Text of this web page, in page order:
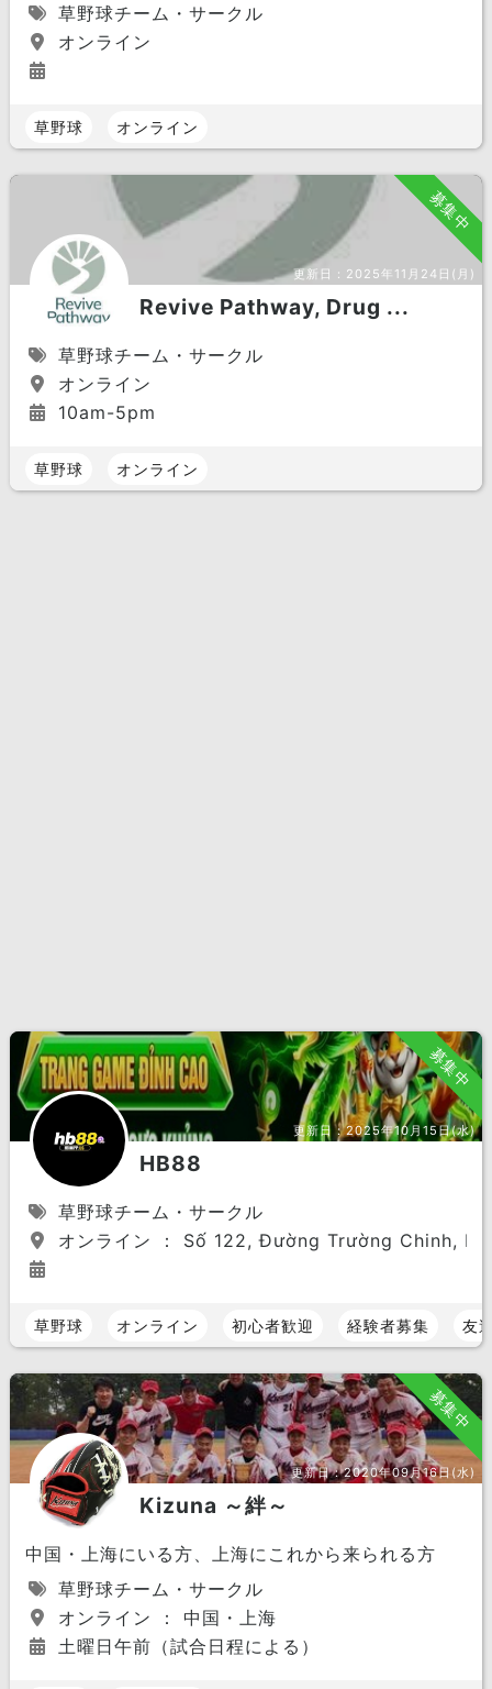
草野球チーム・サークル
オンライン
草野球 オンライン
募集中
更新日： 2025年11月24日(月)
Revive Pathway, Drug ...
草野球チーム・サークル
オンライン
10am-5pm
草野球 オンライン
募集中
更新日：2025年10月15日(水)
HB88
草野球チーム・サークル
オンライン ： Số 122, Đường Trường Chinh,
草野球 オンライン 初心者歓迎 経験者募集 友
募集中
更新日：2020年09月16日(水)
Kizuna ～絆～
中国・上海にいる方、上海にこれから来られる方
草野球チーム・サークル
オンライン ： 中国・上海
土曜日午前（試合日程による）